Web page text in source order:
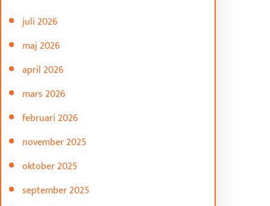
juli 2026
maj 2026
april 2026
mars 2026
februari 2026
november 2025
oktober 2025
september 2025